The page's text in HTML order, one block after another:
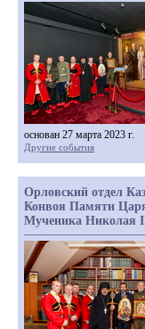
основан 27 марта 2023 г.
Другие события
Орловский отдел
Конвоя Памяти
Мученика Николая